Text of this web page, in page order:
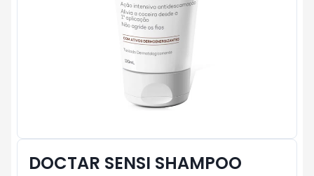
DOCTAR SENSI SHAMPOO